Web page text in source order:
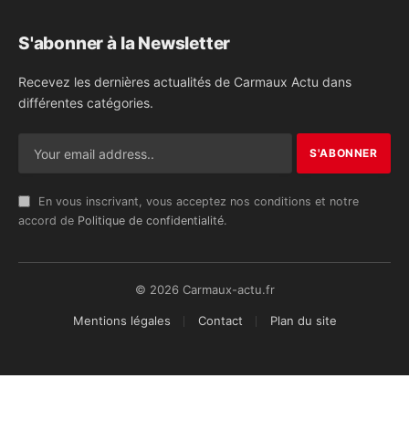
S'abonner à la Newsletter
Recevez les dernières actualités de Carmaux Actu dans
différentes catégories.
En vous inscrivant, vous acceptez nos conditions et notre
accord de Politique de confidentialité.
© 2026 Carmaux-actu.fr
Mentions légales Contact Plan du site